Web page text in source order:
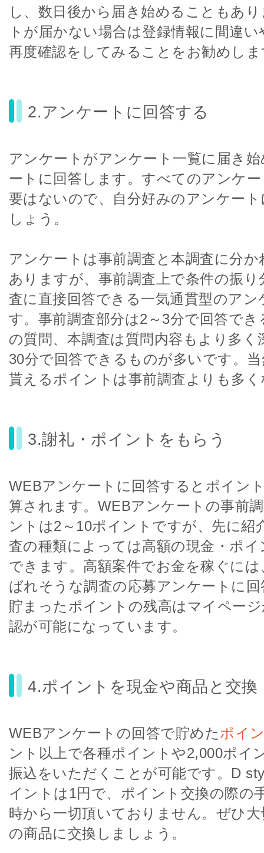
し、数日後から届き始めることもあ
トが届かない場合は登録情報に間違
再度確認をしてみることをお勧めし
2.アンケートに回答する
アンケートがアンケート一覧に届き
ートに回答します。すべてのアンケ
要はないので、自分好みのアンケー
しょう。
アンケートは事前調査と本調査に分
ありますが、事前調査上で条件の振
査に直接回答できる一気通貫型のア
す。事前調査部分は2～3分で回答でき
の質問、本調査は質問内容もより多く
30分で回答できるものが多いです。
貰えるポイントは事前調査よりも多
3.謝礼・ポイントをもらう
WEBアンケートに回答するとポイン
算されます。WEBアンケートの事前
ントは2～10ポイントですが、先に紹
査の種類によっては高額の現金・ポ
できます。高額案件でお金を稼ぐに
ばれそうな調査の応募アンケートに
貯まったポイントの残高はマイペー
認が可能になっています。
4.ポイントを現金や商品と交換
WEBアンケートの回答で貯めたポイ
ント以上で各種ポイントや2,000ポイ
振込をいただくことが可能です。D
イントは1円で、ポイント交換の際の
時から一切頂いておりません。ぜひ
の商品に交換しましょう。